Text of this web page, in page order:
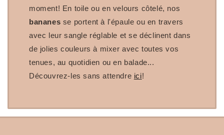
moment! En toile ou en velours côtelé, nos
bananes se portent à l'épaule ou en travers
avec leur sangle réglable et se déclinent dans
de jolies couleurs à mixer avec toutes vos
tenues, au quotidien ou en balade...
Découvrez-les sans attendre ici!